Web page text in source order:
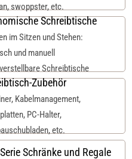
swoppster, etc.
Schreibtische
im Sitzen und Stehen:
und manuell
Schreibtische
Zubehör
Kabelmanagement,
PC-Halter,
etc.
Schränke und Regale